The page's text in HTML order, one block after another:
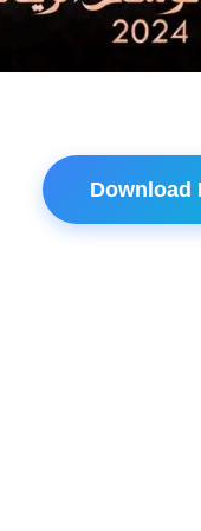
Download